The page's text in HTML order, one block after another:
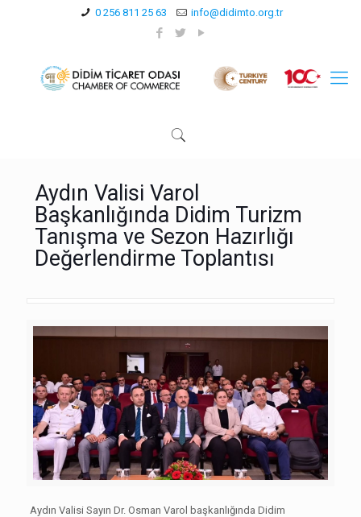
0 256 811 25 63 info@didimto.org.tr
Aydın Valisi Varol
Başkanlığında Didim Turizm
Tanışma ve Sezon Hazırlığı
Değerlendirme Toplantısı
Aydın Valisi Sayın Dr. Osman Varol başkanlığında Didim